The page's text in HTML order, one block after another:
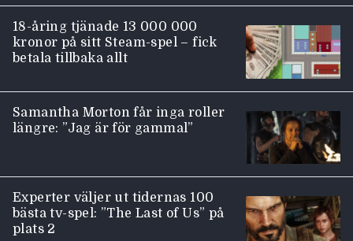
18-åring tjänade 13 000 000
kronor på sitt Steam-spel – fick
betala tillbaka allt
Samantha Morton får inga roller
längre: ”Jag är för gammal”
Experter väljer ut tidernas 100
bästa tv-spel: ”The Last of Us” på
plats 2